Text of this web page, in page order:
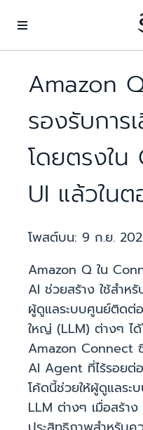
Amazon
รองรับการ
โดยตรงใ
UI แล้วใน
โพสต์บน: 9 ก.ย.
Amazon Q ใน
AI ช่วยสร้าง ใช้สำห
ผู้ดูแลระบบศูนย์ติดต่อ
ใหญ่ (LLM) ต่างๆ ไ
Amazon Connect
AI Agent ที่ไร้รอยต่
โค้ดนี้ช่วยให้ผู้ดูแลระ
LLM ต่างๆ เมื่อสร้า